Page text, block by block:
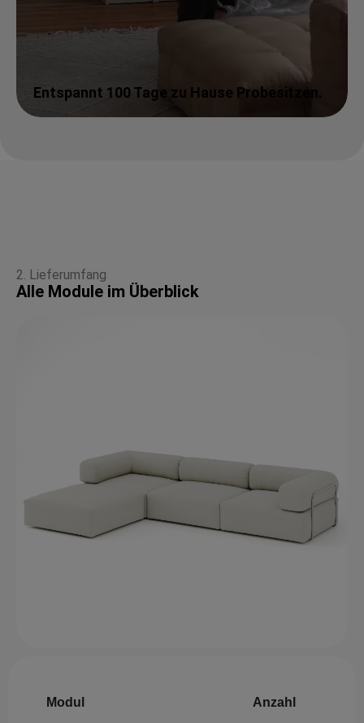
Entspannt 100 Tage zu Hause Probesitzen.
2. Lieferumfang
Alle Module im Überblick
Modul Anzahl